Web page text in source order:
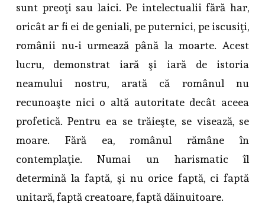
sunt preoţi sau laici. Pe intelectualii fără har,
oricât ar fi ei de geniali, pe puternici, pe iscusiţi,
românii nu-i urmează până la moarte. Acest
lucru, demonstrat iară şi iară de istoria
neamului nostru, arată că românul nu
recunoaşte nici o altă autoritate decât aceea
profetică. Pentru ea se trăieşte, se visează, se
moare. Fără ea, românul rămâne în
contemplaţie. Numai un harismatic îl
determină la faptă, şi nu orice faptă, ci faptă
unitară, faptă creatoare, faptă dăinuitoare.